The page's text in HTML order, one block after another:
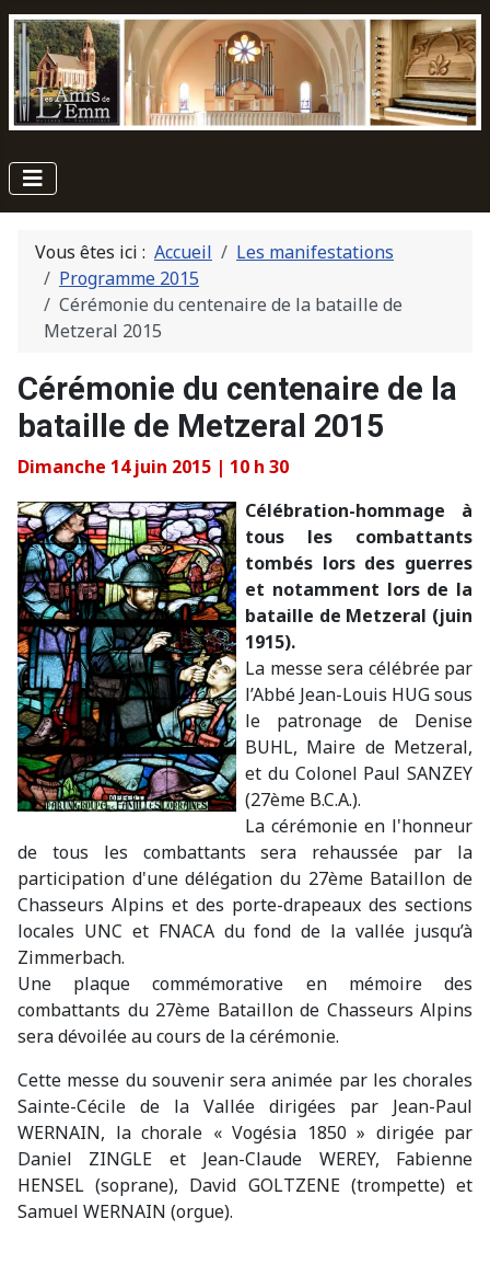
Vous êtes ici : Accueil
Les manifestations
Programme 2015
Cérémonie du centenaire de la bataille de
Metzeral 2015
Cérémonie du centenaire de la
bataille de Metzeral 2015
Dimanche 14 juin 2015 | 10 h 30
Célébration-hommage à
tous les combattants
tombés lors des guerres
et notamment lors de la
bataille de Metzeral (juin
1915).
La messe sera célébrée par
l’Abbé Jean-Louis HUG sous
le patronage de Denise
BUHL, Maire de Metzeral,
et du Colonel Paul SANZEY
(27ème B.C.A.).
La cérémonie en l'honneur
de tous les combattants sera rehaussée par la
participation d'une délégation du 27ème Bataillon de
Chasseurs Alpins et des porte-drapeaux des sections
locales UNC et FNACA du fond de la vallée jusqu’à
Zimmerbach.
Une plaque commémorative en mémoire des
combattants du 27ème Bataillon de Chasseurs Alpins
sera dévoilée au cours de la cérémonie.
Cette messe du souvenir sera animée par les chorales
Sainte-Cécile de la Vallée dirigées par Jean-Paul
WERNAIN, la chorale « Vogésia 1850 » dirigée par
Daniel ZINGLE et Jean-Claude WEREY, Fabienne
HENSEL (soprane), David GOLTZENE (trompette) et
Samuel WERNAIN (orgue).